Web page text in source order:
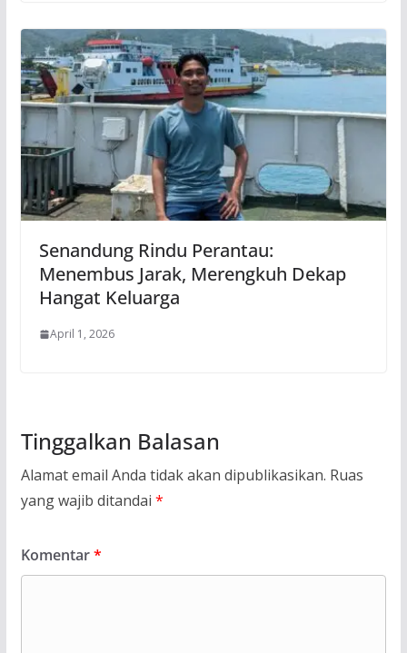
Senandung Rindu Perantau:
Menembus Jarak, Merengkuh Dekap
Hangat Keluarga
April 1, 2026
Tinggalkan Balasan
Alamat email Anda tidak akan dipublikasikan. Ruas
yang wajib ditandai *
Komentar*